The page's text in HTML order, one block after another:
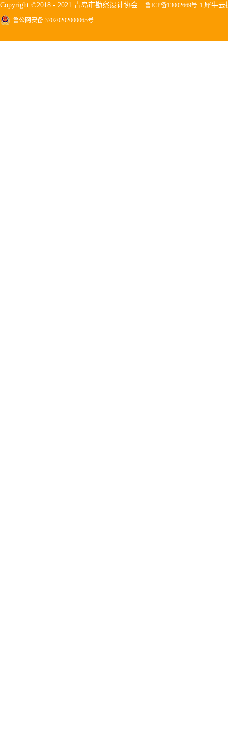
Copyright ©2018 - 2021 青岛市勘察设计协会 鲁ICP备13002669号-1 犀牛云
鲁公网安备 37020202000065号